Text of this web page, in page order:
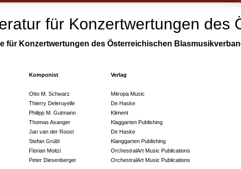
für Konzertwertungen des
für Konzertwertungen des Österreichischen
Komponist
Verlag
Otto M. Schwarz
Mitropa Music
Thierry Deleruyelle
De Haske
Philipp M. Gutmann
Kliment
Thomas Asanger
Klaggarten Publishing
Jan van der Roost
De Haske
Stefan Grübl
Klanggarten Publishing
Florian Moitzi
OrchestralArt Music Publications
Peter Diesenberger OrchestralArt Music Publications